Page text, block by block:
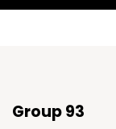
Group 93